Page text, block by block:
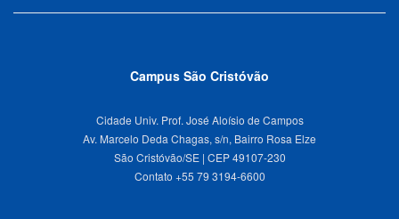
Campus São Cristóvão
Cidade Univ. Prof. José Aloísio de Campos
Av. Marcelo Deda Chagas, s/n, Bairro Rosa Elze
São Cristóvão/SE | CEP 49107-230